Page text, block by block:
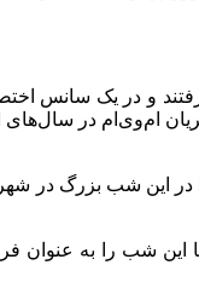
پارک ایران مال رفتند و
ام‌وی‌ام در
خود را در این شب بزرگ
این شب را به